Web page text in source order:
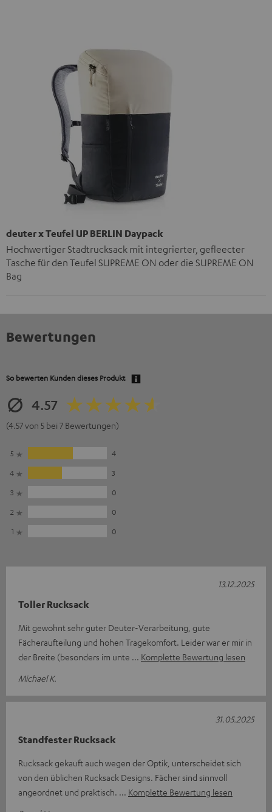
deuter x Teufel UP BERLIN Daypack
Hochwertiger Stadtrucksack mit integrierter, gefleecter
Tasche für den Teufel SUPREME ON oder die SUPREME ON
Bag
Bewertungen
So bewerten Kunden dieses Produkt
4.57
(4.57 von 5 bei 7 Bewertungen)
5
4
4
3
3
0
2
0
1
0
Toller Rucksack
Mit gewohnt sehr guter Deuter-Verarbeitung, gute
Fächeraufteilung und hohen Tragekomfort. Leider war er mir in
der Breite (besonders im unte
Komplette Bewertung lesen
Michael K.
13.12.2025
Standfester Rucksack
Rucksack gekauft auch wegen der Optik, unterscheidet sich
von den üblichen Rucksack Designs. Fächer sind sinnvoll
angeordnet und praktisch.
Komplette Bewertung lesen
31.05.2025